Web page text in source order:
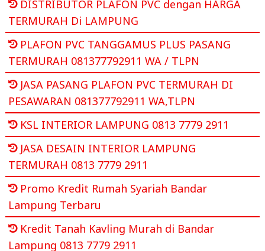
DISTRIBUTOR PLAFON PVC dengan HARGA
TERMURAH Di LAMPUNG
PLAFON PVC TANGGAMUS PLUS PASANG
TERMURAH 081377792911 WA / TLPN
JASA PASANG PLAFON PVC TERMURAH DI
PESAWARAN 081377792911 WA,TLPN
KSL INTERIOR LAMPUNG 0813 7779 2911
JASA DESAIN INTERIOR LAMPUNG
TERMURAH 0813 7779 2911
Promo Kredit Rumah Syariah Bandar
Lampung Terbaru
Kredit Tanah Kavling Murah di Bandar
Lampung 0813 7779 2911